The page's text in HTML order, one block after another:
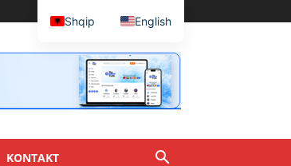
KONTAKT
Shqip English